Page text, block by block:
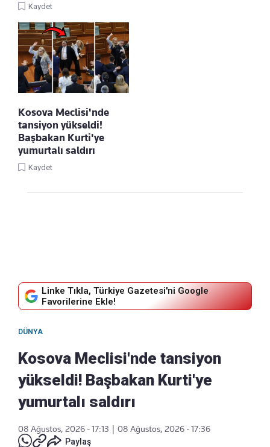
Kaydet
Kosova Meclisi'nde
tansiyon yükseldi!
Başbakan Kurti'ye
yumurtalı saldırı
Kaydet
Linke Tıkla, Türkiye Gazetesi'ni Google
Favorilerine Ekle!
DÜNYA
Kosova Meclisi'nde tansiyon
yükseldi! Başbakan Kurti'ye
yumurtalı saldırı
08 Ağustos, 2026 - 17:13
08 Ağustos, 2026 - 17:36
Paylaş